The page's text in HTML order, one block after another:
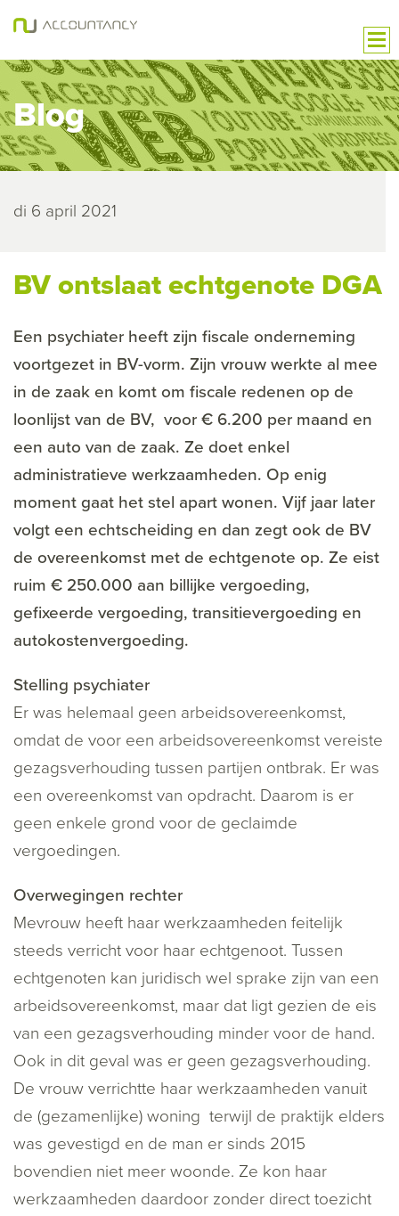
Blog
di 6 april 2021
BV ontslaat echtgenote DGA
Een psychiater heeft zijn fiscale onderneming
voortgezet in BV-vorm. Zijn vrouw werkte al mee
in de zaak en komt om fiscale redenen op de
loonlijst van de BV, voor € 6.200 per maand en
een auto van de zaak. Ze doet enkel
administratieve werkzaamheden. Op enig
moment gaat het stel apart wonen. Vijf jaar later
volgt een echtscheiding en dan zegt ook de BV
de overeenkomst met de echtgenote op. Ze eist
ruim € 250.000 aan billijke vergoeding,
gefixeerde vergoeding, transitievergoeding en
autokostenvergoeding.
Stelling psychiater
Er was helemaal geen arbeidsovereenkomst,
omdat de voor een arbeidsovereenkomst vereiste
gezagsverhouding tussen partijen ontbrak. Er was
een overeenkomst van opdracht. Daarom is er
geen enkele grond voor de geclaimde
vergoedingen.
Overwegingen rechter
Mevrouw heeft haar werkzaamheden feitelijk
steeds verricht voor haar echtgenoot. Tussen
echtgenoten kan juridisch wel sprake zijn van een
arbeidsovereenkomst, maar dat ligt gezien de eis
van een gezagsverhouding minder voor de hand.
Ook in dit geval was er geen gezagsverhouding.
De vrouw verrichtte haar werkzaamheden vanuit
de (gezamenlijke) woning terwijl de praktijk elders
was gevestigd en de man er sinds 2015
bovendien niet meer woonde. Ze kon haar
werkzaamheden daardoor zonder direct toezicht